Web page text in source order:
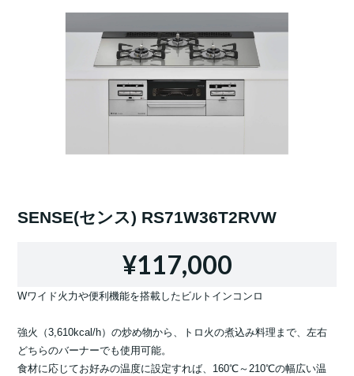
SENSE(センス) RS71W36T2RVW
¥117,000
Wワイド火力や便利機能を搭載したビルトインコンロ
強火（3,610kcal/h）の炒め物から、トロ火の煮込み料理まで、左右
どちらのバーナーでも使用可能。
食材に応じてお好みの温度に設定すれば、160℃～210℃の幅広い温